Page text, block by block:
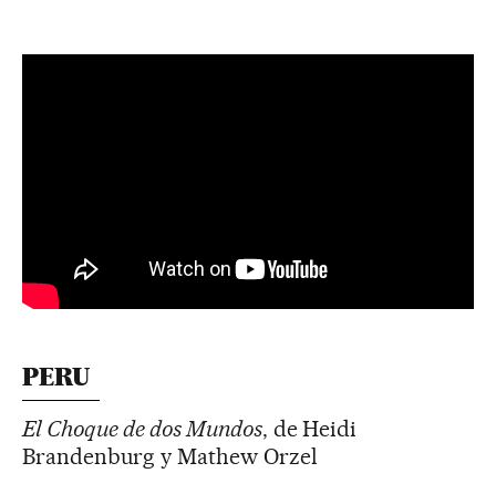
PERU
El Choque de dos Mundos, de Heidi
Brandenburg y Mathew Orzel